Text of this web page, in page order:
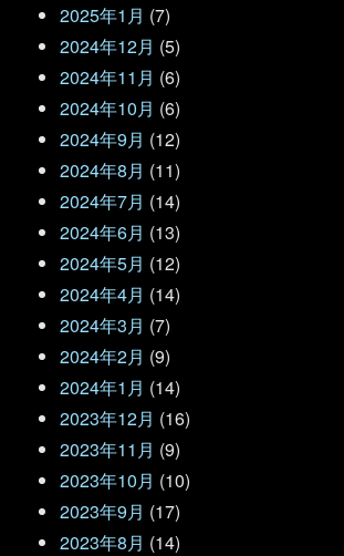
2025年1月 (7)
2024年12月 (5)
2024年11月 (6)
2024年10月 (6)
2024年9月 (12)
2024年8月 (11)
2024年7月 (14)
2024年6月 (13)
2024年5月 (12)
2024年4月 (14)
2024年3月 (7)
2024年2月 (9)
2024年1月 (14)
2023年12月 (16)
2023年11月 (9)
2023年10月 (10)
2023年9月 (17)
2023年8月 (14)